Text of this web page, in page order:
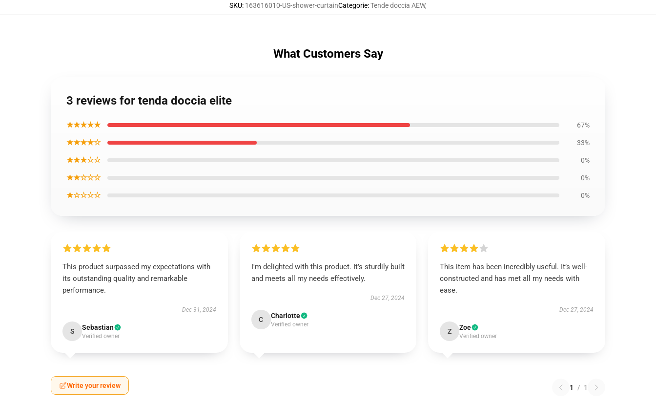
SKU: 163616010-US-shower-curtainCategorie:Tende doccia AEW,
What Customers Say
3 reviews for tenda doccia elite
★★★★★ 67%
★★★★☆ 33%
★★★☆☆ 0%
★★☆☆☆ 0%
★☆☆☆☆ 0%
This product surpassed my expectations with
its outstanding quality and remarkable
performance.
Dec 31, 2024
S Sebastian
Verified owner
I'm delighted with this product. It’s sturdily built
and meets all my needs effectively.
Dec 27, 2024
C Charlotte
Verified owner
This item has been incredibly useful. It’s well-
constructed and has met all my needs with
ease.
Dec 27, 2024
Z Zoe
Verified owner
Write your review 1 / 1